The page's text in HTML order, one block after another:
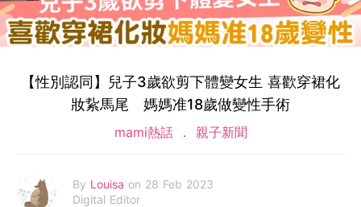
【性別認同】兒子3歲欲剪下體變女生 喜歡穿裙化
妝紥馬尾 媽媽准18歲做變性手術
mami熱話 親子新聞
By Louisa on 28 Feb 2023
Digital Editor